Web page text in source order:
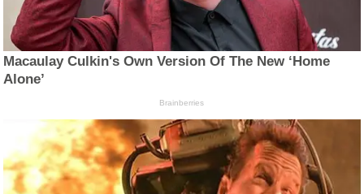
Macaulay Culkin's Own Version Of The New ‘Home
Alone’
Brainberries